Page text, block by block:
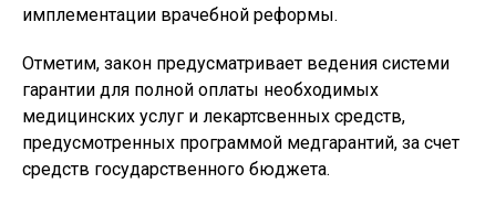
имплементации врачебной реформы.
Отметим, закон предусматривает ведения системи
гарантии для полной оплаты необходимых
медицинских услуг и лекартсвенных средств,
предусмотренных программой медгарантий, за счет
средств государственного бюджета.